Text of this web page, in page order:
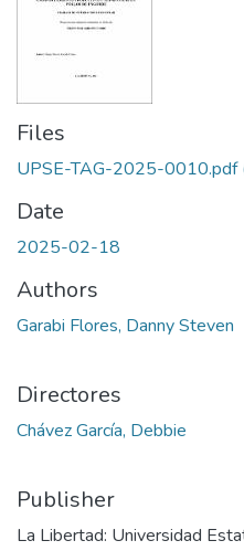
Files
UPSE-TAG-2025-0010.pdf
Date
2025-02-18
Authors
Garabi Flores, Danny Steven
Directores
Chávez García, Debbie
Publisher
La Libertad: Universidad